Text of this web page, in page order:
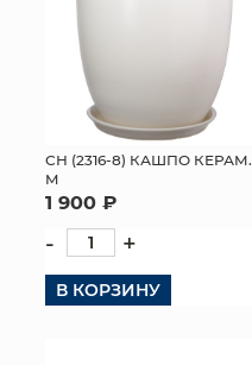
СН (2316-8) КАШПО КЕРАМ.
M
1 900 ₽
- +
В КОРЗИНУ